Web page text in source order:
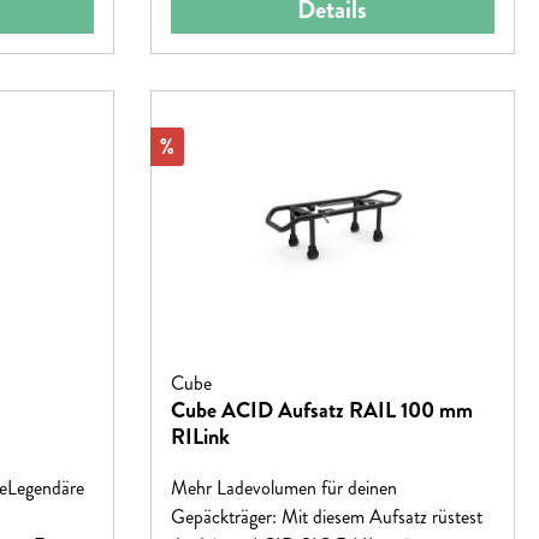
zu
Reflektor>Halterung für Rücklicht>Maße L
Details
Rabatt
%
Cube
Cube ACID Aufsatz RAIL 100 mm
RILink
Mehr Ladevolumen für deinen
Gepäckträger: Mit diesem Aufsatz rüstest